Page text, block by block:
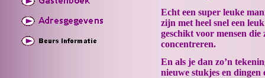
Echt een super leuke
zijn met heel snel een
geschikt voor mensen
concentreren.
En als je dan zo’n
nieuwe stukjes en dingen